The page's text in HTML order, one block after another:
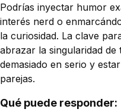
Podrías inyectar humor
interés nerd o
la curiosidad. La clave
abrazar la singularidad
demasiado en serio y
parejas.
Qué puede responder: